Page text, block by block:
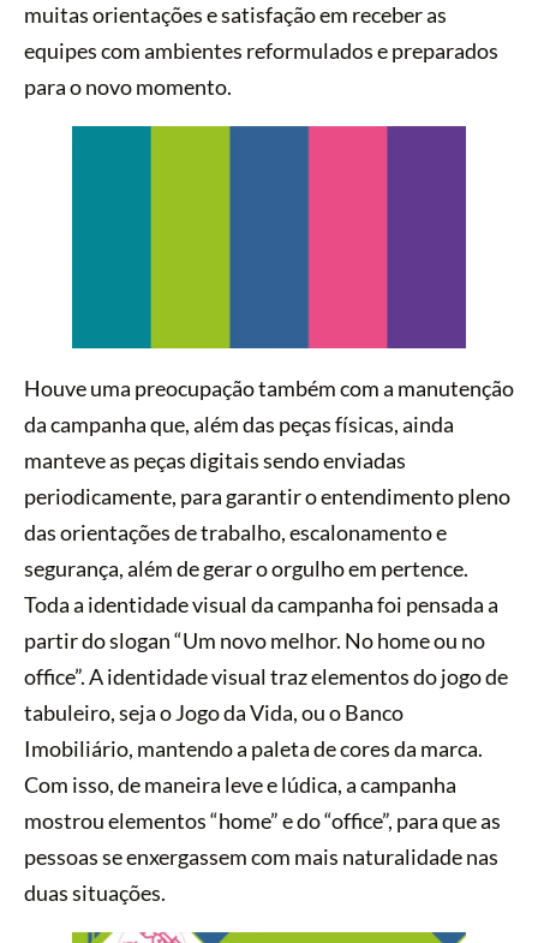
muitas orientações e satisfação em receber as
equipes com ambientes reformulados e preparados
para o novo momento.
Houve uma preocupação também com a manutenção
da campanha que, além das peças físicas, ainda
manteve as peças digitais sendo enviadas
periodicamente, para garantir o entendimento pleno
das orientações de trabalho, escalonamento e
segurança, além de gerar o orgulho em pertence.
Toda a identidade visual da campanha foi pensada a
partir do slogan “Um novo melhor. No home ou no
office”. A identidade visual traz elementos do jogo de
tabuleiro, seja o Jogo da Vida, ou o Banco
Imobiliário, mantendo a paleta de cores da marca.
Com isso, de maneira leve e lúdica, a campanha
mostrou elementos “home” e do “office”, para que as
pessoas se enxergassem com mais naturalidade nas
duas situações.